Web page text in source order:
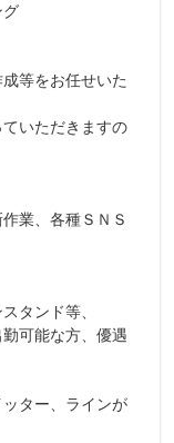
グ
等をお任せいた
いただきますの
業、各種ＳＮＳ
タンド等、
可能な方、優遇
ター、ラインが